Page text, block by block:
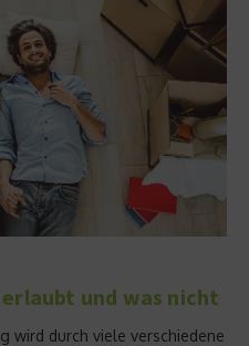
und was nicht
wird durch viele verschiedene